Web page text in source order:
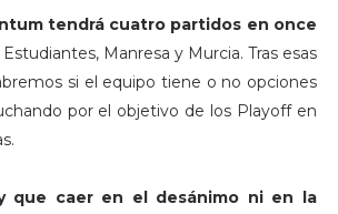
tendrá cuatro partidos en once
Manresa y Murcia. Tras esas
si el equipo tiene o no opciones
por el objetivo de los Playoff en
que caer en el desánimo ni en la